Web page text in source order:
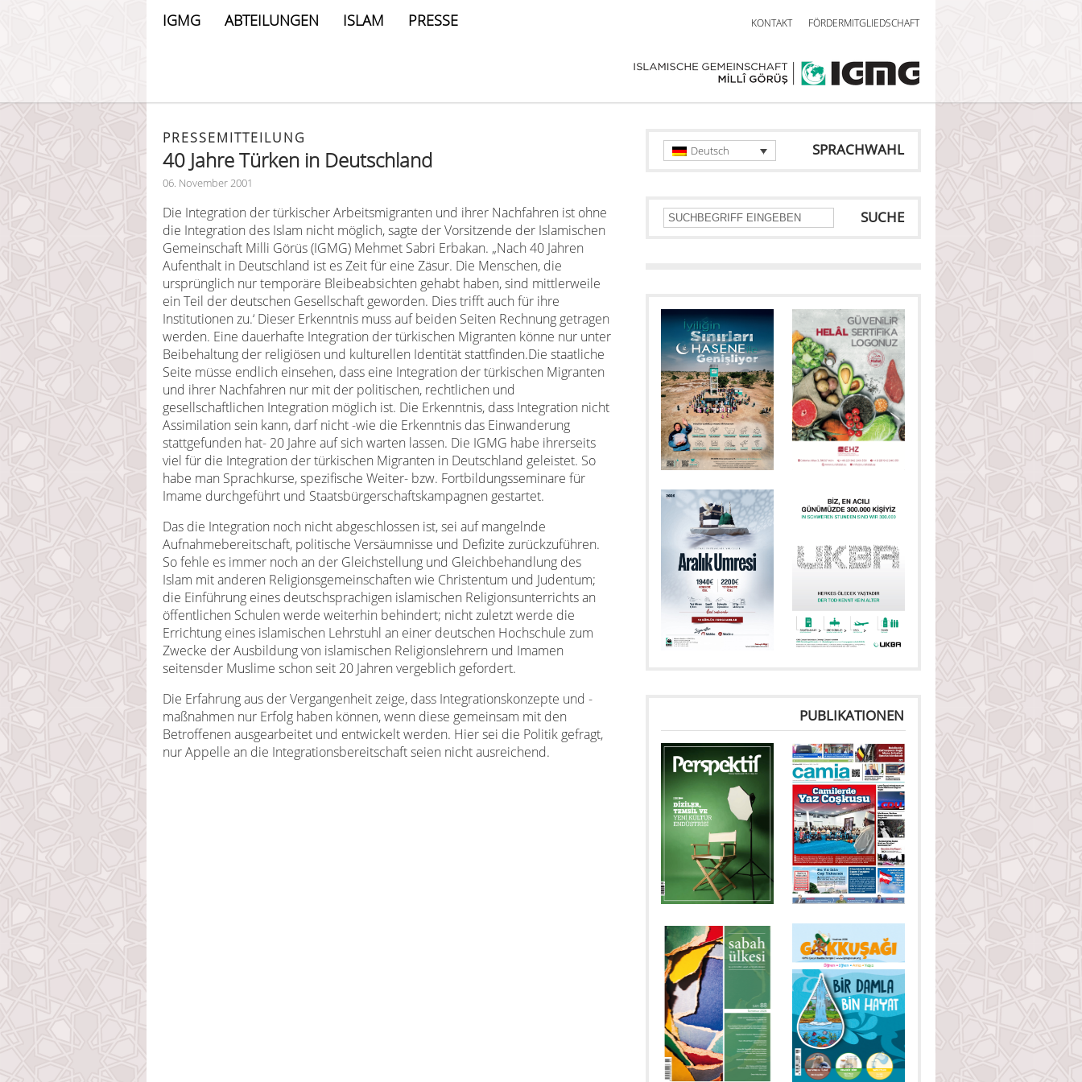
IGMG ABTEILUNGEN ISLAM PRESSE KONTAKT FÖRDERMITGLIEDSCHAFT
PRESSEMITTEILUNG
40 Jahre Türken in Deutschland
06. November 2001
Die Integration der türkischer Arbeitsmigranten und ihrer Nachfahren ist ohne
die Integration des Islam nicht möglich, sagte der Vorsitzende der Islamischen
Gemeinschaft Milli Görüs (IGMG) Mehmet Sabri Erbakan. „Nach 40 Jahren
Aufenthalt in Deutschland ist es Zeit für eine Zäsur. Die Menschen, die
ursprünglich nur temporäre Bleibeabsichten gehabt haben, sind mittlerweile
ein Teil der deutschen Gesellschaft geworden. Dies trifft auch für ihre
Institutionen zu.‘ Dieser Erkenntnis muss auf beiden Seiten Rechnung getragen
werden. Eine dauerhafte Integration der türkischen Migranten könne nur unter
Beibehaltung der religiösen und kulturellen Identität stattfinden.Die staatliche
Seite müsse endlich einsehen, dass eine Integration der türkischen Migranten
und ihrer Nachfahren nur mit der politischen, rechtlichen und
gesellschaftlichen Integration möglich ist. Die Erkenntnis, dass Integration nicht
Assimilation sein kann, darf nicht -wie die Erkenntnis das Einwanderung
stattgefunden hat- 20 Jahre auf sich warten lassen. Die IGMG habe ihrerseits
viel für die Integration der türkischen Migranten in Deutschland geleistet. So
habe man Sprachkurse, spezifische Weiter- bzw. Fortbildungsseminare für
Imame durchgeführt und Staatsbürgerschaftskampagnen gestartet.
Das die Integration noch nicht abgeschlossen ist, sei auf mangelnde
Aufnahmebereitschaft, politische Versäumnisse und Defizite zurückzuführen.
So fehle es immer noch an der Gleichstellung und Gleichbehandlung des
Islam mit anderen Religionsgemeinschaften wie Christentum und Judentum;
die Einführung eines deutschsprachigen islamischen Religionsunterrichts an
öffentlichen Schulen werde weiterhin behindert; nicht zuletzt werde die
Errichtung eines islamischen Lehrstuhl an einer deutschen Hochschule zum
Zwecke der Ausbildung von islamischen Religionslehrern und Imamen
seitensder Muslime schon seit 20 Jahren vergeblich gefordert.
Die Erfahrung aus der Vergangenheit zeige, dass Integrationskonzepte und -
maßnahmen nur Erfolg haben können, wenn diese gemeinsam mit den
Betroffenen ausgearbeitet und entwickelt werden. Hier sei die Politik gefragt,
nur Appelle an die Integrationsbereitschaft seien nicht ausreichend.
SPRACHWAHL
Deutsch
SUCHE
PUBLIKATIONEN